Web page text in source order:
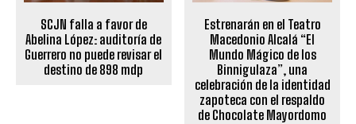
SCJN falla a favor de
Abelina López: auditoría de
Guerrero no puede revisar el
destino de 898 mdp
Estrenarán en el Teatro
Macedonio Alcalá “El
Mundo Mágico de los
Binnigulaza”, una
celebración de la identidad
zapoteca con el respaldo
de Chocolate Mayordomo